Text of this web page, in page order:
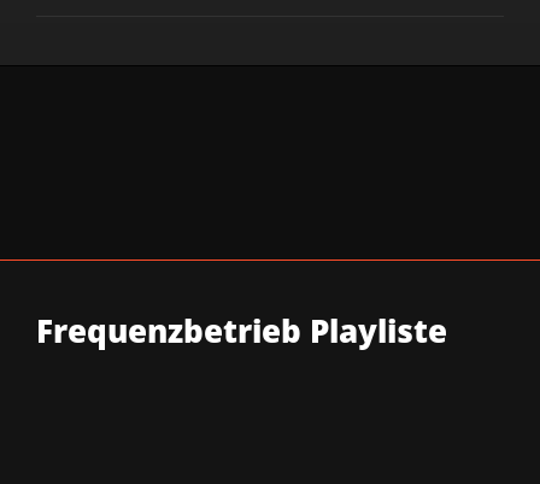
Frequenzbetrieb Playliste